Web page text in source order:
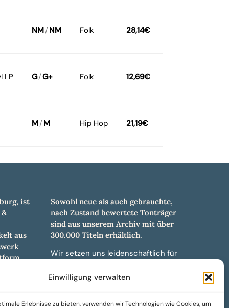
Einwilligung verwalten
Erlebnisse zu bieten, verwenden wir Technologien wie Cookies, um
NM/ NM Folk 28,14€
LP G/G+ Folk 12,69€
M/ M Hip Hop 21,19€
ist
aus
Sowohl neue als auch gebrauchte,
nach Zustand bewertete Tonträger
sind aus unserem Archiv mit über
300.000 Titeln erhältlich.
Wir setzen uns leidenschaftlich für
und bieten hochwertige,